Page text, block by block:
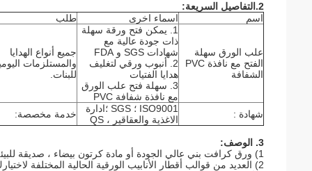
2.التفاصيل السريعة:
اسم
اسماء اخرى طلب
علب الورق سهلة
الفتح مع نافذة PVC
الشفافة
1. يمكن فتح ورقة سهلة
ذات جودة عالية مع
شهادات SGS و FDA
2. أنبوب ورقي لتغليف
هدايا الفتيات
3. سهلة فتح علب الورق
مع نافذة شفافة PVC
جميع أنواع الهدايا
والمستلزمات
للبنات.
شهادة :
ISO9001 ؛ SGS ؛ادارة
الاغذية والعقاقير ، QS
خدمة مخصصة:
3. الوصف:
1) ورق كرافت بني عالي الجودة أو مادة كرتون بيضاء ، صديقة للبيئة ، معاد تدويرها ، قابلة للتحلل ، شهادات SGS و FDA.
2) العديد من قوالب أقطار الأنابيب الورقية الحالية المختلفة لاختيارك ، وتفي بمتطلبات الأحجام المختلفة وتساعدك على توفير تكاليف القوالب.